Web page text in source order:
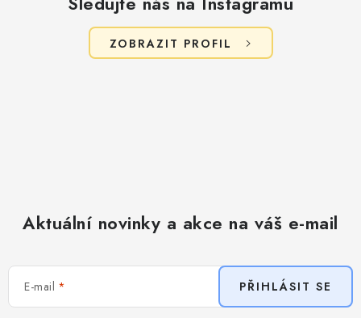
ZOBRAZIT PROFIL
Aktuální novinky a akce na váš e-mail
E-mail PŘIHLÁSIT SE